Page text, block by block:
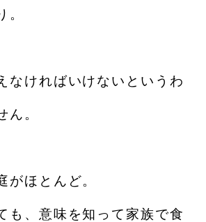
。
なければいけないというわ
ん。
がほとんど。
も、意味を知って家族で食